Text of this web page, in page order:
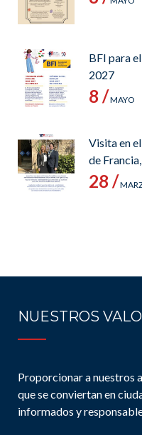
BFI para
2027
8 /MAYO
Visita en
de
28 /
NUESTROS
Proporcionar a nuestros
que se conviertan en
informados y